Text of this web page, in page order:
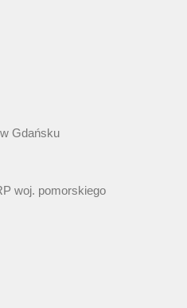
Gdańsku
woj. pomorskiego